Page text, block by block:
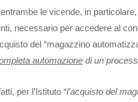
le vicende, in
necessario per accedere al
del “magazzino
automazione di un
per l’Istituto “l’acquisto del